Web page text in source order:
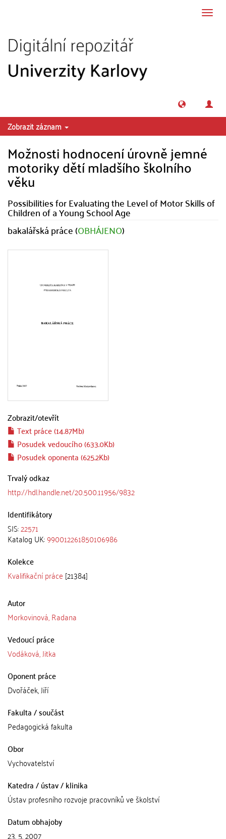
Zobrazit záznam
Možnosti hodnocení úrovně jemné
motoriky dětí mladšího školního
věku
Possibilities for Evaluating the Level of Motor Skills of
Children of a Young School Age
bakalářská práce (OBHÁJENO)
Zobrazit/otevřít
Text práce (14.87Mb)
Posudek vedoucího (633.0Kb)
Posudek oponenta (625.2Kb)
Trvalý odkaz
http://hdl.handle.net/20.500.11956/9832
Identifikátory
SIS:22571
Katalog UK:990012261850106986
Kolekce
Kvalifikační práce [21384]
Autor
Morkovinová, Radana
Vedoucí práce
Vodáková, Jitka
Oponent práce
Dvořáček, Jiří
Fakulta / součást
Pedagogická fakulta
Obor
Vychovatelství
Katedra / ústav / klinika
Ústav profesního rozvoje pracovníků ve školství
Datum obhajoby
23. 5. 2007